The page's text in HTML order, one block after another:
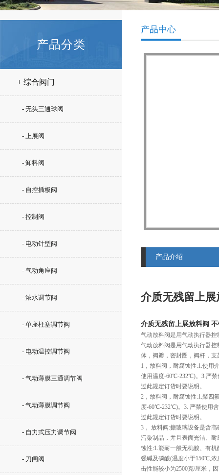
产品分类
+ 综合阀门
- 无头三通球阀
- 上展阀
- 卸料阀
- 自控插板阀
- 控制阀
- 电动针型阀
- 气动角座阀
- 浓水调节阀
- 单座柱塞调节阀
- 电动温控调节阀
- 气动薄膜三通调节阀
- 气动薄膜调节阀
- 自力式压力调节阀
- 刀闸阀
产品中心
产品介绍
介质无残留上
介质无残留上展放料阀
气动放料阀是用气动执行器
气动放料阀是用气动执行器
体，阀瓣，密封圈，阀杆，
1，放料阀，耐腐蚀性:1.使用
使用温度-60℃-232℃)。3.严禁
过此规定订货时要说明。
2，放料阀，耐腐蚀性:1.聚四
度-60℃-232℃)。3. 严禁使用
过此规定订货时要说明。
3， 放料阀:搪玻璃设备是含
污染制品，并且表面光洁、
蚀性:1.能耐一般无机酸、有
强碱及磷酸(温度小于150℃,
击性能较小为2500克/厘米，